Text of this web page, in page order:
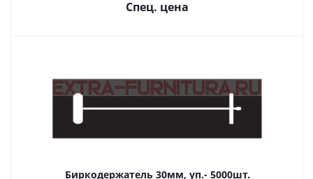
Спец. цена
Биркодержатель 30мм, уп.- 5000шт.